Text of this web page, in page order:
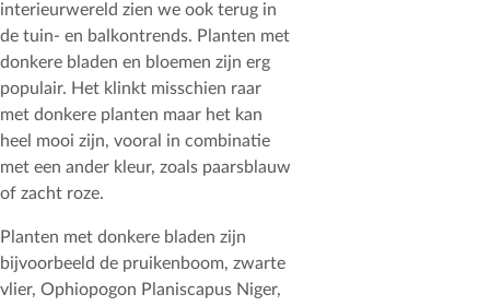
interieurwereld zien we ook terug in
de tuin- en balkontrends. Planten met
donkere bladen en bloemen zijn erg
populair. Het klinkt misschien raar
met donkere planten maar het kan
heel mooi zijn, vooral in combinatie
met een ander kleur, zoals paarsblauw
of zacht roze.
Planten met donkere bladen zijn
bijvoorbeeld de pruikenboom, zwarte
vlier, Ophiopogon Planiscapus Niger,